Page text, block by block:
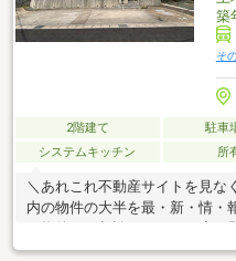
築
そ
2階建て 駐車
システムキッチン
所
＼あれこれ不動産サイトを見な
内の物件の大半を最・新・情・
「あさけが丘三丁目」停 徒歩